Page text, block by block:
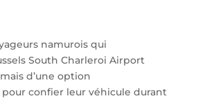
namurois qui
South Charleroi Airport
d’une option
confier leur véhicule durant